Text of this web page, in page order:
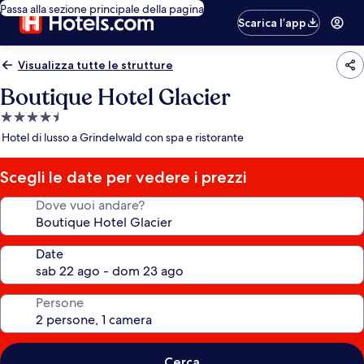
Passa alla sezione principale della pagina
Scarica l’app
Visualizza tutte le strutture
Boutique Hotel Glacier
Struttura
a
stelle
Hotel di lusso a Grindelwald con spa e ristorante
Scegli le date per vedere i prezzi
Dove vuoi andare?
Date
Persone